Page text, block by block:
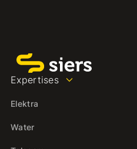
Expertises
Elektra
Water